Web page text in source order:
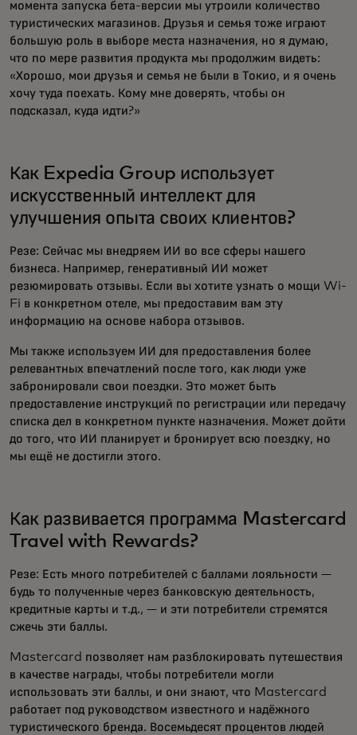
момента запуска бета-версии мы утроили количество
туристических магазинов. Друзья и семья тоже играют
большую роль в выборе места назначения, но я думаю,
что по мере развития продукта мы продолжим видеть:
«Хорошо, мои друзья и семья не были в Токио, и я очень
хочу туда поехать. Кому мне доверять, чтобы он
подсказал, куда идти?»
Как Expedia Group использует
искусственный интеллект для
улучшения опыта своих клиентов?
Резе: Сейчас мы внедряем ИИ во все сферы нашего
бизнеса. Например, генеративный ИИ может
резюмировать отзывы. Если вы хотите узнать о мощи Wi-
Fi в конкретном отеле, мы предоставим вам эту
информацию на основе набора отзывов.
Мы также используем ИИ для предоставления более
релевантных впечатлений после того, как люди уже
забронировали свои поездки. Это может быть
предоставление инструкций по регистрации или передачу
списка дел в конкретном пункте назначения. Может дойти
до того, что ИИ планирует и бронирует всю поездку, но
мы ещё не достигли этого.
Как развивается программа Mastercard
Travel with Rewards?
Резе: Есть много потребителей с баллами лояльности —
будь то полученные через банковскую деятельность,
кредитные карты и т.д., — и эти потребители стремятся
сжечь эти баллы.
Mastercard позволяет нам разблокировать путешествия
в качестве награды, чтобы потребители могли
использовать эти баллы, и они знают, что Mastercard
работает под руководством известного и надёжного
туристического бренда. Восемьдесят процентов людей